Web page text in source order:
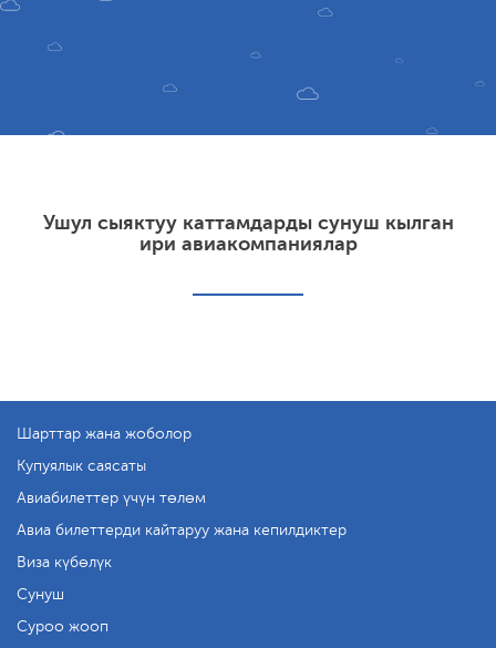
Ушул сыяктуу каттамдарды сунуш кылган
ири авиакомпаниялар
Шарттар жана жоболор
Купуялык саясаты
Авиабилеттер үчүн төлөм
Авиа билеттерди кайтаруу жана кепилдиктер
Виза күбөлүк
Сунуш
Суроо жооп